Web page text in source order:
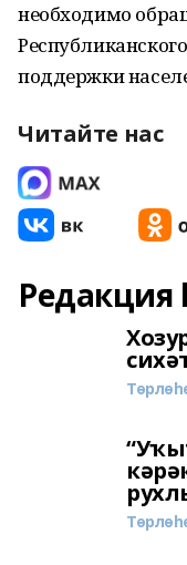
необходимо
поддержки
Читайте нас
Редакция